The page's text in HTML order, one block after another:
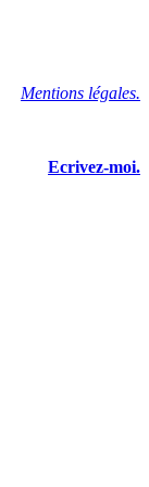
Mentions légales.
Ecrivez-moi.